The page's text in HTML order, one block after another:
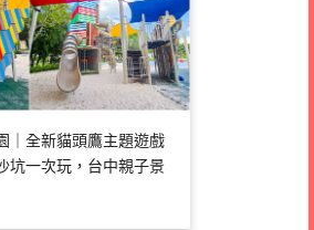
｜全新貓頭鷹主題遊戲
坑一次玩，台中親子景